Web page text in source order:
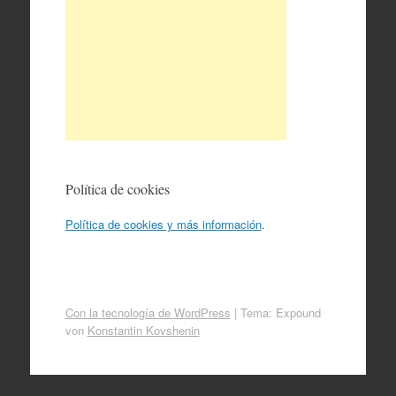
Política de cookies
Política de cookies y más información.
Con la tecnología de WordPress | Tema: Expound
von Konstantin Kovshenin